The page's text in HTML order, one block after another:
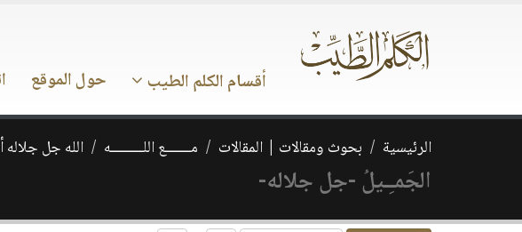
أقسام الكلم الطيب حول الموقع
الرئيسية بحوث ومقالات | المقالات مـــــــع اللـــــــــه الله جل
الجَمـِـيلُ -جل جلاله-